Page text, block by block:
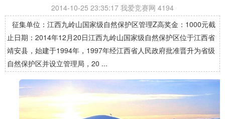
2014-10-25 23:35:17 我爱竞赛网 4194
征集单位：江西九岭山国家级自然保护区管理Z高奖金：1000元截
止日期：2014年12月20日江西九岭山国家级自然保护区位于江西省
靖安县，始建于1994年，1997年经江西省人民政府批准晋升为省级
自然保护区并设立管理局，20 ...